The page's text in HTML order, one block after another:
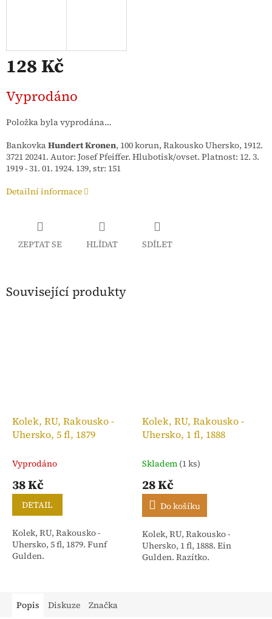
128 Kč
cena:
Vyprodáno
Položka byla vyprodána…
BankovkaHundert Kronen, 100 korun, Rakousko Uhersko, 1912.
3721 20241. Autor: Josef Pfeiffer. Hlubotisk/ovset. Platnost: 12. 3.
1919 - 31. 01. 1924. 139, str: 151
Detailní informace
ZEPTAT SE HLÍDAT SDÍLET
Související produkty
Kolek, RU, Rakousko -
Uhersko, 5 fl, 1879
Vyprodáno
38 Kč
DETAIL
Kolek, RU, Rakousko -
Uhersko, 5 fl, 1879. Funf
Gulden.
Kolek, RU, Rakousko -
Uhersko, 1 fl, 1888
Skladem (1 ks)
28 Kč
Do košíku
Kolek, RU, Rakousko -
Uhersko, 1 fl, 1888. Ein
Gulden. Razítko.
Popis Diskuze Značka